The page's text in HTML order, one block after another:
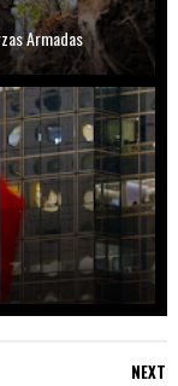
Armadas
NEXT